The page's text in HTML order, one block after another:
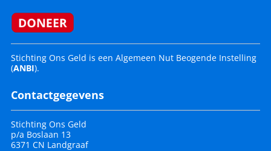
Stichting Ons Geld is een Algemeen Nut Beogende Instelling
(ANBI).
Contactgegevens
Stichting Ons Geld
p/a Boslaan 13
6371 CN Landgraaf